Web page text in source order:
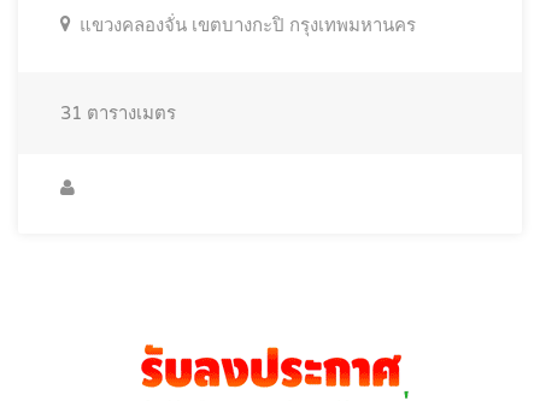
แขวงคลองจั่น เขตบางกะปิ กรุงเทพมหานคร
31 ตารางเมตร